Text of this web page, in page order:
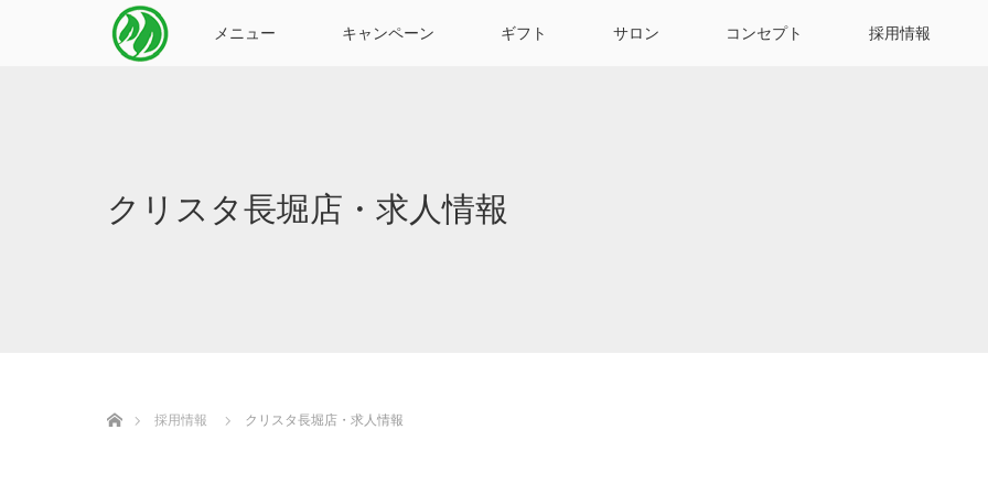
メニュー キャンペーン ギフト サロン コンセプト 採用情報
クリスタ長堀店・求人情報
採用情報
クリスタ長堀店・求人情報